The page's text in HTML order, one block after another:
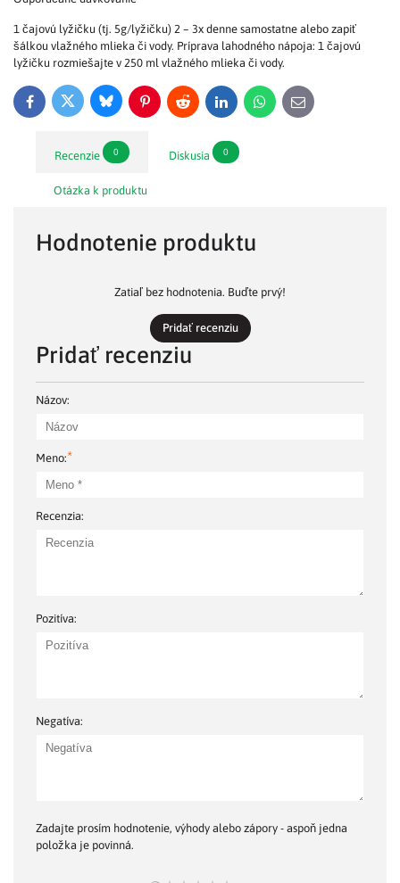
1 čajovú lyžičku (tj. 5g/lyžičku) 2 – 3x denne samostatne alebo zapiť
šálkou vlažného mlieka či vody. Príprava lahodného nápoja: 1 čajovú
lyžičku rozmiešajte v 250 ml vlažného mlieka či vody.
FacebookTwitter BlueskyPinterestReddit LinkedInWhatsApp
E-
mail
Recenzie 0 Diskusia 0
Otázka k produktu
Hodnotenie produktu
Zatiaľ bez hodnotenia. Buďte prvý!
Pridať recenziu
Pridať recenziu
Názov:
Meno:*
Recenzia:
Pozitíva:
Negatíva:
Zadajte prosím hodnotenie, výhody alebo zápory - aspoň jedna
položka je povinná.